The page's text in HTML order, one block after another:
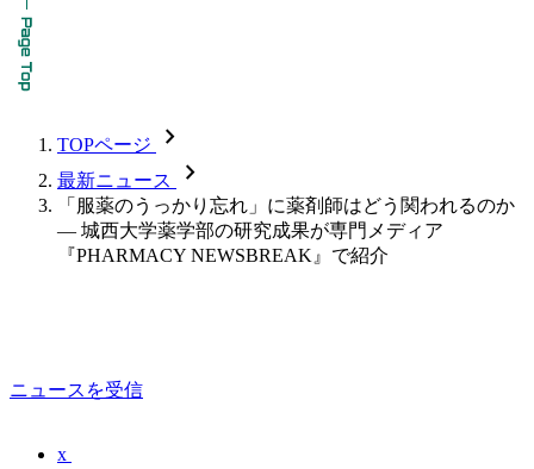
TOPページ chevron_forward
最新ニュース chevron_forward
「服薬のうっかり忘れ」に薬剤師はどう関われるのか
― 城西大学薬学部の研究成果が専門メディア
『PHARMACY NEWSBREAK』で紹介
ニュースを受信
x